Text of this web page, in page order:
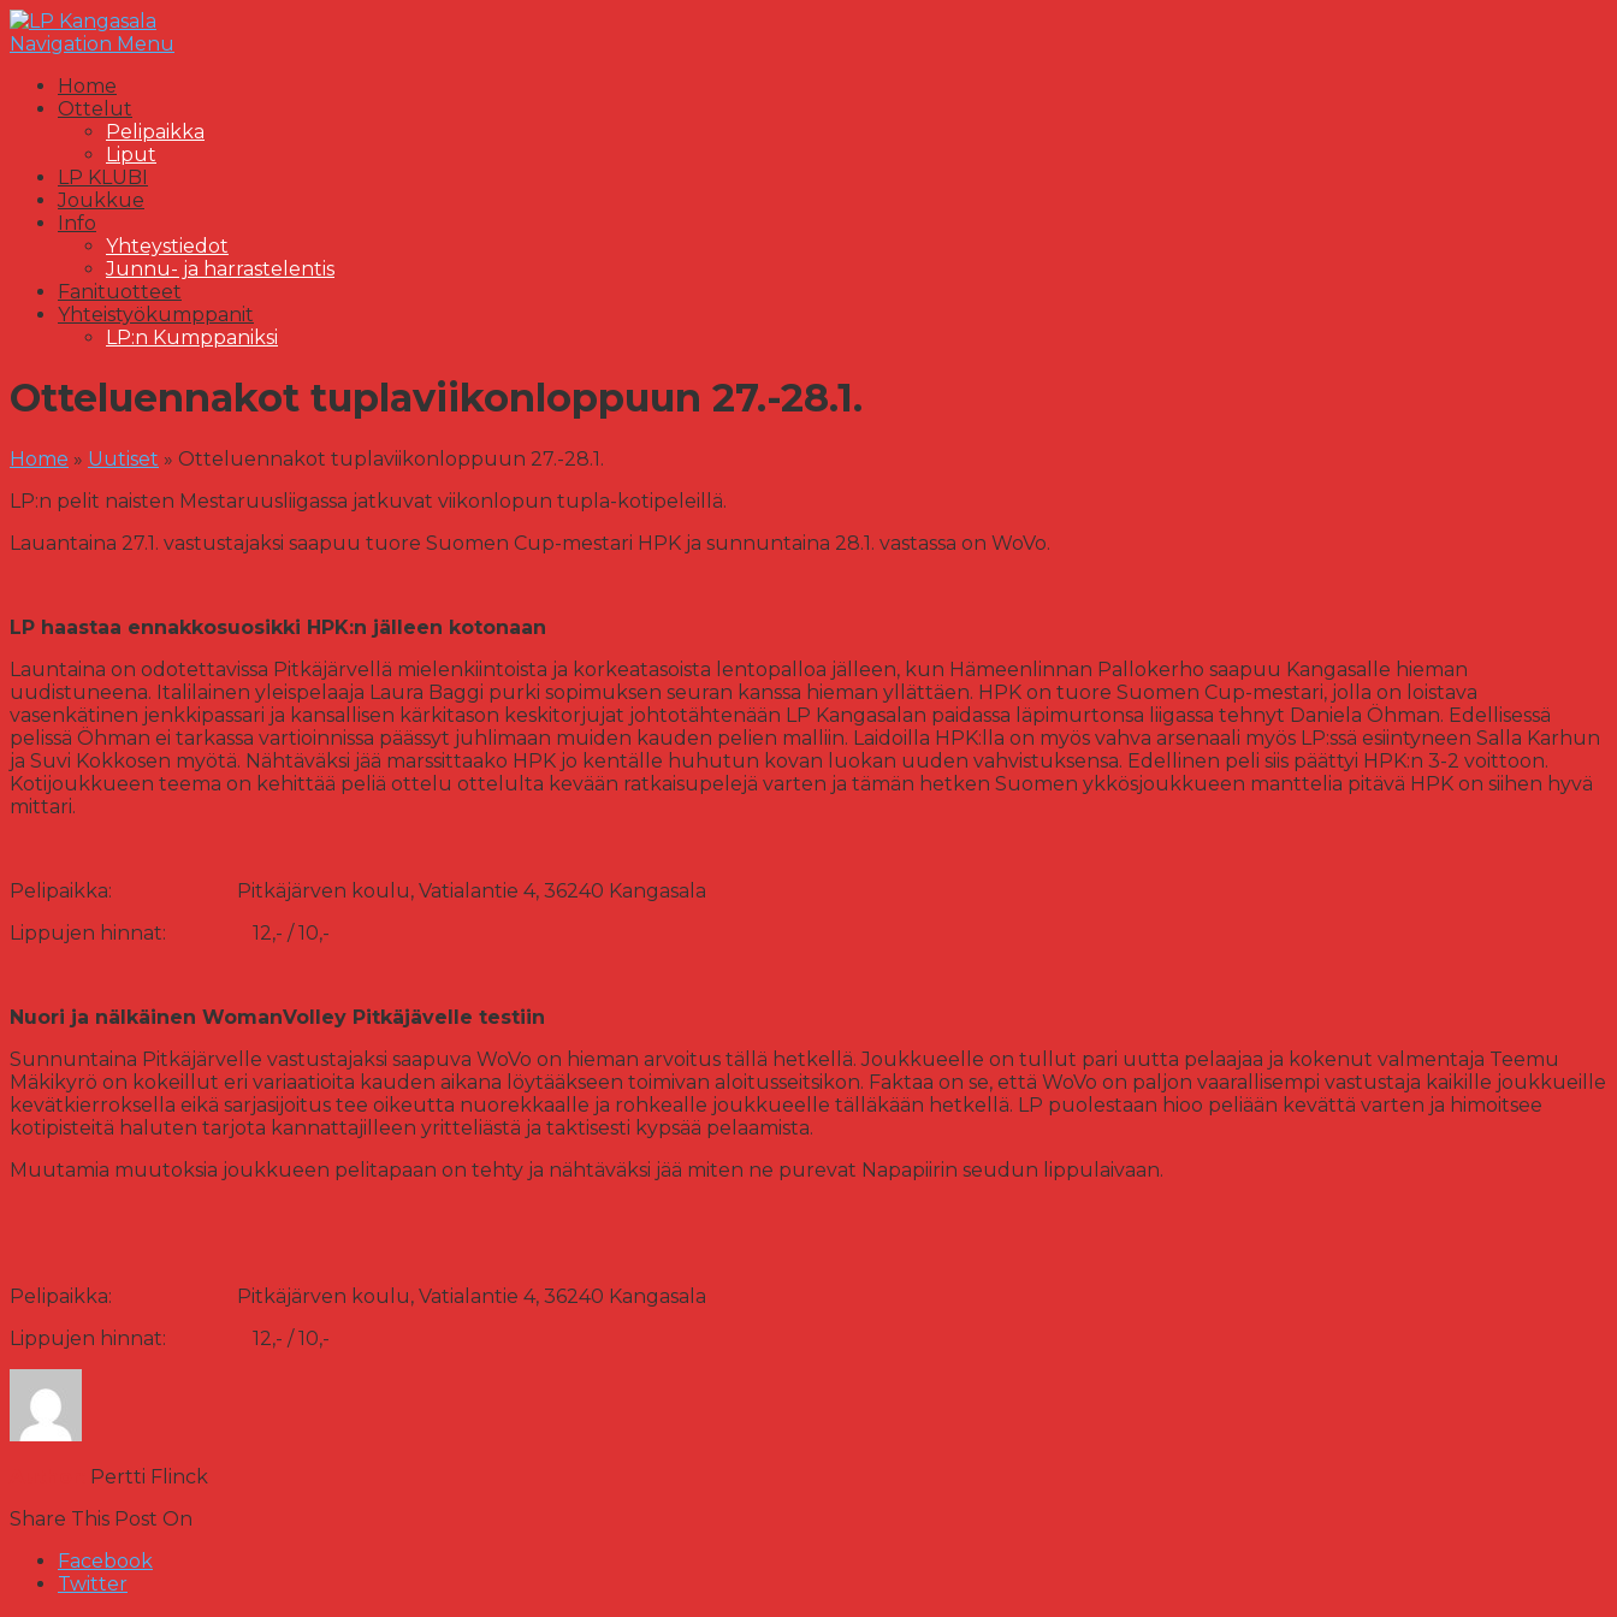
Navigation Menu
Home
Ottelut
Pelipaikka
Liput
LP KLUBI
Joukkue
Info
Yhteystiedot
Junnu- ja harrastelentis
Fanituotteet
Yhteistyökumppanit
LP:n Kumppaniksi
Otteluennakot tuplaviikonloppuun 27.-28.1.
Home » Uutiset » Otteluennakot tuplaviikonloppuun 27.-28.1.
LP:n pelit naisten Mestaruusliigassa jatkuvat viikonlopun tupla-kotipeleillä.
Lauantaina 27.1. vastustajaksi saapuu tuore Suomen Cup-mestari HPK ja sunnuntaina 28.1. vastassa on WoVo.
LP haastaa ennakkosuosikki HPK:n jälleen kotonaan
Launtaina on odotettavissa Pitkäjärvellä mielenkiintoista ja korkeatasoista lentopalloa jälleen, kun Hämeenlinnan Pallokerho saapuu Kangasalle hieman
uudistuneena. Italilainen yleispelaaja Laura Baggi purki sopimuksen seuran kanssa hieman yllättäen. HPK on tuore Suomen Cup-mestari, jolla on loistava
vasenkätinen jenkkipassari ja kansallisen kärkitason keskitorjujat johtotähtenään LP Kangasalan paidassa läpimurtonsa liigassa tehnyt Daniela Öhman. Edellisessä
pelissä Öhman ei tarkassa vartioinnissa päässyt juhlimaan muiden kauden pelien malliin. Laidoilla HPK:lla on myös vahva arsenaali myös LP:ssä esiintyneen Salla Karhun
ja Suvi Kokkosen myötä. Nähtäväksi jää marssittaako HPK jo kentälle huhutun kovan luokan uuden vahvistuksensa. Edellinen peli siis päättyi HPK:n 3-2 voittoon.
Kotijoukkueen teema on kehittää peliä ottelu ottelulta kevään ratkaisupelejä varten ja tämän hetken Suomen ykkösjoukkueen manttelia pitävä HPK on siihen hyvä
mittari.
Pelipaikka: Pitkäjärven koulu, Vatialantie 4, 36240 Kangasala
Lippujen hinnat: 12,- / 10,-
Nuori ja nälkäinen WomanVolley Pitkäjävelle testiin
Sunnuntaina Pitkäjärvelle vastustajaksi saapuva WoVo on hieman arvoitus tällä hetkellä. Joukkueelle on tullut pari uutta pelaajaa ja kokenut valmentaja Teemu
Mäkikyrö on kokeillut eri variaatioita kauden aikana löytääkseen toimivan aloitusseitsikon. Faktaa on se, että WoVo on paljon vaarallisempi vastustaja kaikille joukkueille
kevätkierroksella eikä sarjasijoitus tee oikeutta nuorekkaalle ja rohkealle joukkueelle tälläkään hetkellä. LP puolestaan hioo peliään kevättä varten ja himoitsee
kotipisteitä haluten tarjota kannattajilleen yritteliästä ja taktisesti kypsää pelaamista.
Muutamia muutoksia joukkueen pelitapaan on tehty ja nähtäväksi jää miten ne purevat Napapiirin seudun lippulaivaan.
Pelipaikka: Pitkäjärven koulu, Vatialantie 4, 36240 Kangasala
Lippujen hinnat: 12,- / 10,-
Pertti Flinck
Share This Post On
Facebook
Twitter